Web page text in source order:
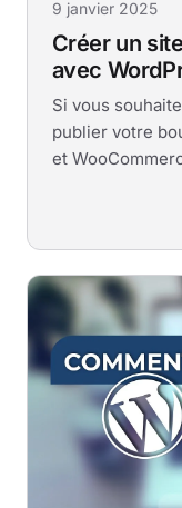
9 janvier 2025
Créer un
avec
Si vous
publier votre
et